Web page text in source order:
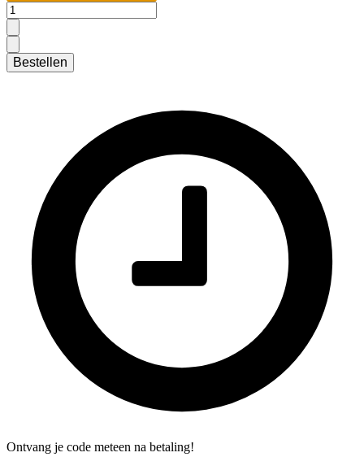
Bestellen
Ontvang je code meteen na betaling!